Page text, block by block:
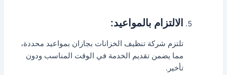
الالتزام بالمواعيد:
تلتزم شركة تنظيف الخزانات بجازان بمواعيد محددة،
مما يضمن تقديم الخدمة في الوقت المناسب ودون
تأخير.